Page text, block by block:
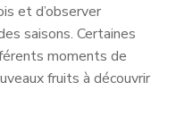
et d’observer
saisons. Certaines
moments de
fruits à découvrir